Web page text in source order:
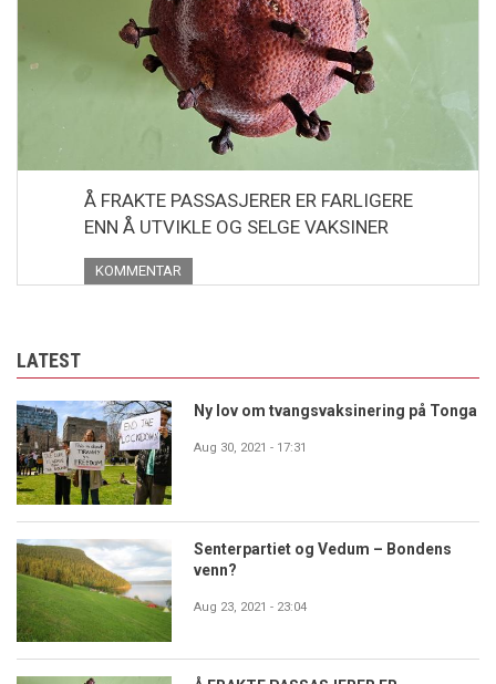
Å FRAKTE PASSASJERER ER FARLIGERE
ENN Å UTVIKLE OG SELGE VAKSINER
KOMMENTAR
LATEST
Ny lov om tvangsvaksinering på Tonga
Aug 30, 2021 - 17:31
Senterpartiet og Vedum – Bondens
venn?
Aug 23, 2021 - 23:04